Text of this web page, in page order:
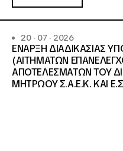
20 · 07 · 2026
ΕΝΑΡΞΗ ΔΙΑΔΙΚΑΣΙΑΣ
(ΑΙΤΗΜΑΤΩΝ
ΑΠΟΤΕΛΕΣΜΑΤΩΝ ΤΟΥ
ΜΗΤΡΩΟΥ Σ.Α.Ε.Κ. ΚΑΙ